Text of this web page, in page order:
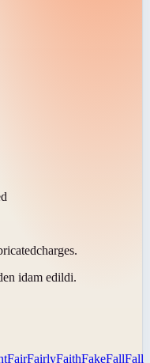
charges.
idam edildi.
FairFairlyFaithFakeFallFall